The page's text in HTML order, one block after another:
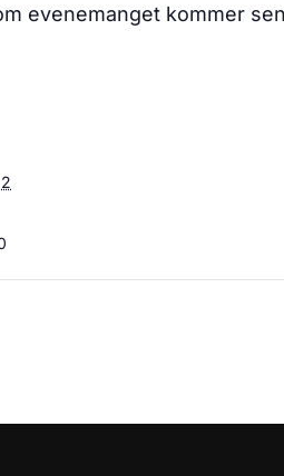
evenemanget kommer